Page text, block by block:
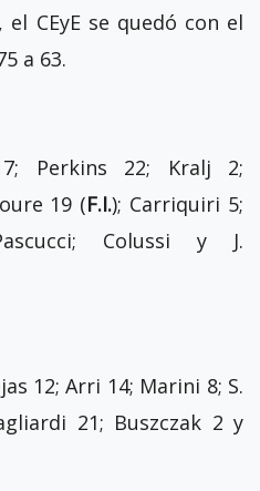
CEyE se quedó con el
a 63.
Perkins 22; Kralj 2;
19 (F.I.); Carriquiri 5;
Colussi y J.
12; Arri 14; Marini 8; S.
21; Buszczak 2 y